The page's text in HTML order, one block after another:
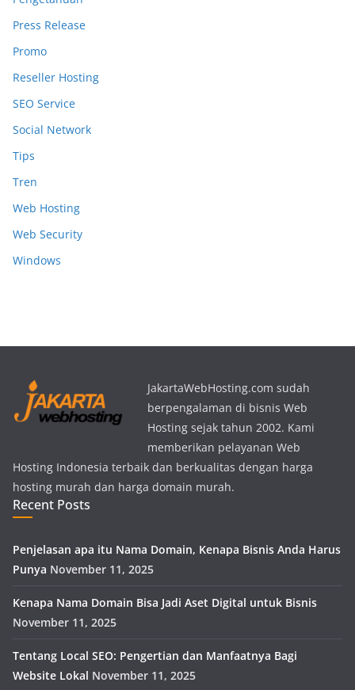
Press Release
Promo
Reseller Hosting
SEO Service
Social Network
Tips
Tren
Web Hosting
Web Security
Windows
JakartaWebHosting.com sudah
berpengalaman di bisnis Web
Hosting sejak tahun 2002. Kami
memberikan pelayanan Web
Hosting Indonesia terbaik dan berkualitas dengan harga
hosting murah dan harga domain murah.
Recent Posts
Penjelasan apa itu Nama Domain, Kenapa Bisnis Anda Harus
Punya November 11, 2025
Kenapa Nama Domain Bisa Jadi Aset Digital untuk Bisnis
November 11, 2025
Tentang Local SEO: Pengertian dan Manfaatnya Bagi
Website Lokal November 11, 2025